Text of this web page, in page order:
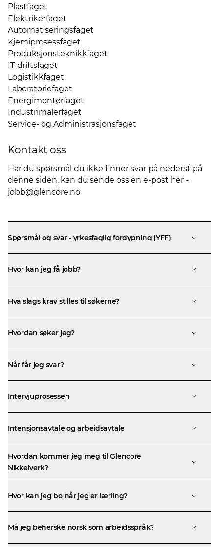
Plastfaget
Elektrikerfaget
Automatiseringsfaget
Kjemiprosessfaget
Produksjonsteknikkfaget
IT-driftsfaget
Logistikkfaget
Laboratoriefaget
Energimontørfaget
Industrimalerfaget
Service- og Administrasjonsfaget
Kontakt oss
Har du spørsmål du ikke finner svar på nederst på
denne siden, kan du sende oss en e-post her -
jobb@glencore.no
Spørsmål og svar - yrkesfaglig fordypning (YFF)
Hvor kan jeg få jobb?
Hva slags krav stilles til søkerne?
Hvordan søker jeg?
Når får jeg svar?
Intervjuprosessen
Intensjonsavtale og arbeidsavtale
Hvordan kommer jeg meg til Glencore
Nikkelverk?
Hvor kan jeg bo når jeg er lærling?
Må jeg beherske norsk som arbeidsspråk?